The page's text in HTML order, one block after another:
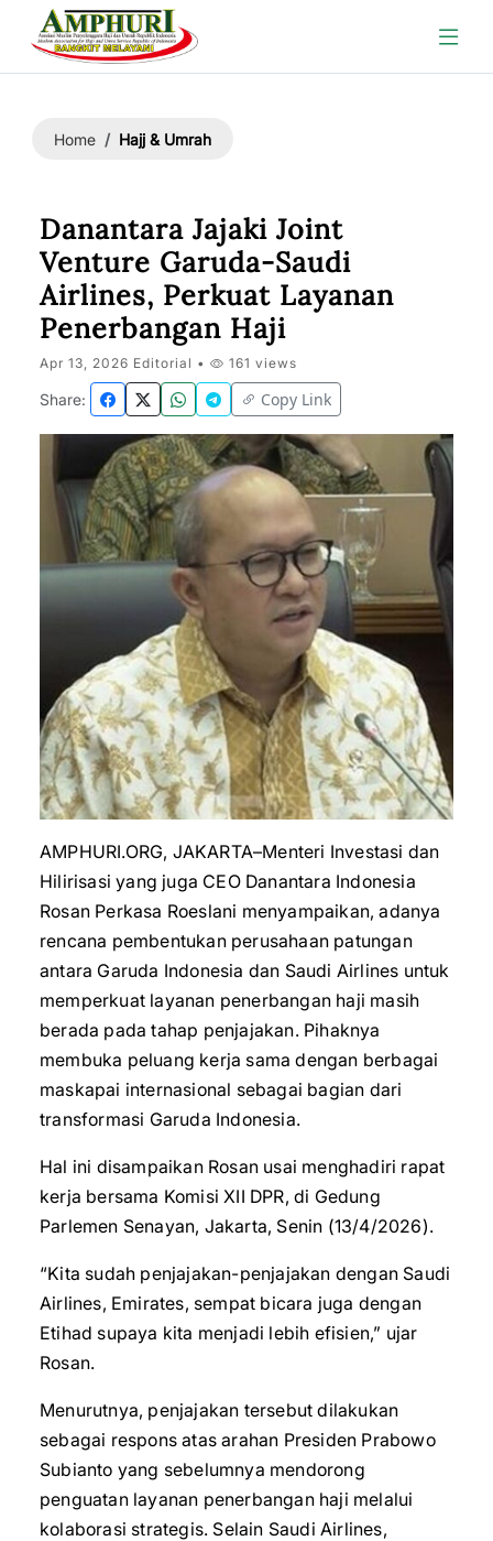
Home Hajj & Umrah
Danantara Jajaki Joint
Venture Garuda-Saudi
Airlines, Perkuat Layanan
Penerbangan Haji
Apr 13, 2026 Editorial • 161 views
Share: Copy Link
AMPHURI.ORG, JAKARTA–Menteri Investasi dan
Hilirisasi yang juga CEO Danantara Indonesia
Rosan Perkasa Roeslani menyampaikan, adanya
rencana pembentukan perusahaan patungan
antara Garuda Indonesia dan Saudi Airlines untuk
memperkuat layanan penerbangan haji masih
berada pada tahap penjajakan. Pihaknya
membuka peluang kerja sama dengan berbagai
maskapai internasional sebagai bagian dari
transformasi Garuda Indonesia.
Hal ini disampaikan Rosan usai menghadiri rapat
kerja bersama Komisi XII DPR, di Gedung
Parlemen Senayan, Jakarta, Senin (13/4/2026).
“Kita sudah penjajakan-penjajakan dengan Saudi
Airlines, Emirates, sempat bicara juga dengan
Etihad supaya kita menjadi lebih efisien,” ujar
Rosan.
Menurutnya, penjajakan tersebut dilakukan
sebagai respons atas arahan Presiden Prabowo
Subianto yang sebelumnya mendorong
penguatan layanan penerbangan haji melalui
kolaborasi strategis. Selain Saudi Airlines,